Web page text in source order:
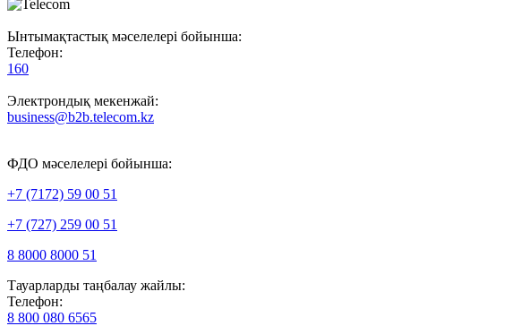
Ынтымақтастық мәселелері бойынша:
Телефон:
160
Электрондық мекенжай:
business@b2b.telecom.kz
ФДО мәселелері бойынша:
+7 (7172) 59 00 51
+7 (727) 259 00 51
8 8000 8000 51
Тауарларды таңбалау жайлы:
Телефон:
8 800 080 6565